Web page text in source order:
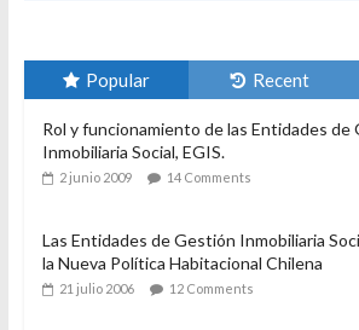
Popular Recent
Rol y funcionamiento de las Entidades de
Inmobiliaria Social, EGIS.
2 junio 2009 14 Comments
Las Entidades de Gestión Inmobiliaria
la Nueva Política Habitacional Chilena
21 julio 2006 12 Comments